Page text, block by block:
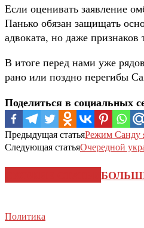
Если оценивать заявление
Панько обязан защищать
адвоката, но даже
В итоге перед нами уже
рано или поздно перегибы
Поделиться в социальных
Предыдущая статьяРежим Санду
Следующая статьяОчередной
Политика